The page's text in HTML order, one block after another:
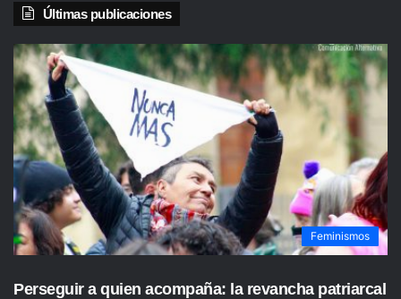
Últimas publicaciones
Feminismos
Perseguir a quien acompaña: la revancha patriarcal